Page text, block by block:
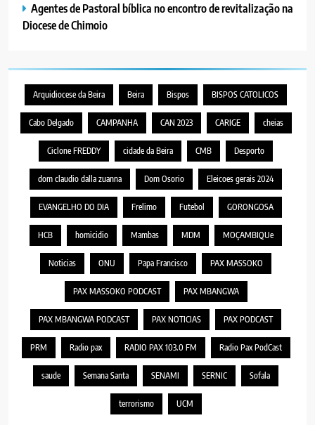
Agentes de Pastoral bíblica no encontro de revitalização na
Diocese de Chimoio
Arquidiocese da Beira Beira Bispos BISPOS CATOLICOS
Cabo Delgado CAMPANHA CAN 2023 CARIGE cheias
Ciclone FREDDY cidade da Beira CMB Desporto
dom claudio dalla zuanna Dom Osorio Eleicoes gerais 2024
EVANGELHO DO DIA Frelimo Futebol GORONGOSA
HCB homicidio Mambas MDM MOÇAMBIQUe
Noticias ONU Papa Francisco PAX MASSOKO
PAX MASSOKO PODCAST PAX MBANGWA
PAX MBANGWA PODCAST PAX NOTICIAS PAX PODCAST
PRM Radio pax RADIO PAX 103.0 FM Radio Pax PodCast
saude Semana Santa SENAMI SERNIC Sofala
terrorismo UCM